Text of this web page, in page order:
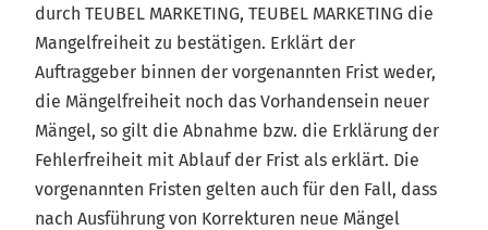
durch TEUBEL MARKETING, TEUBEL MARKETING die
Mangelfreiheit zu bestätigen. Erklärt der
Auftraggeber binnen der vorgenannten Frist weder,
die Mängelfreiheit noch das Vorhandensein neuer
Mängel, so gilt die Abnahme bzw. die Erklärung der
Fehlerfreiheit mit Ablauf der Frist als erklärt. Die
vorgenannten Fristen gelten auch für den Fall, dass
nach Ausführung von Korrekturen neue Mängel